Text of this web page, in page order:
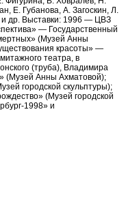
Е. Губанова, А. Загоскин, Л.
др. Выставки: 1996 — ЦВЗ
— Государственный
(Музей Анны
красоты» —
театра, в
(труба), Владимира
(Музей Анны Ахматовой);
городской скульптуры);
(Музей городской
1998» и